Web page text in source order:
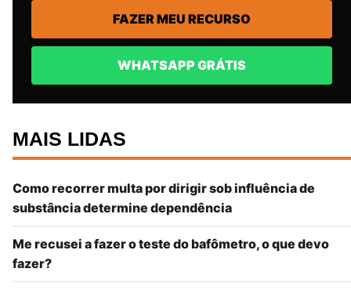
FAZER MEU RECURSO
WHATSAPP GRÁTIS
MAIS LIDAS
Como recorrer multa por dirigir sob influência de
substância determine dependência
Me recusei a fazer o teste do bafômetro, o que devo
fazer?